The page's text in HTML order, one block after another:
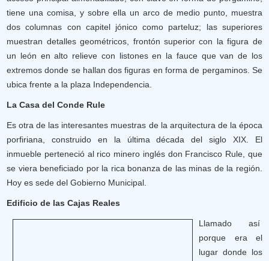
tiene una comisa, y sobre ella un arco de medio punto, muestra
dos columnas con capitel jónico como parteluz; las superiores
muestran detalles geométricos, frontón superior con la figura de
un león en alto relieve con listones en la fauce que van de los
extremos donde se hallan dos figuras en forma de pergaminos. Se
ubica frente a la plaza Independencia.
La Casa del Conde Rule
Es otra de las interesantes muestras de la arquitectura de la época
porfiriana, construido en la última década del siglo XIX. El
inmueble perteneció al rico minero inglés don Francisco Rule, que
se viera beneficiado por la rica bonanza de las minas de la región.
Hoy es sede del Gobierno Municipal.
Edificio de las Cajas Reales
Llamado así
porque era el
lugar donde los